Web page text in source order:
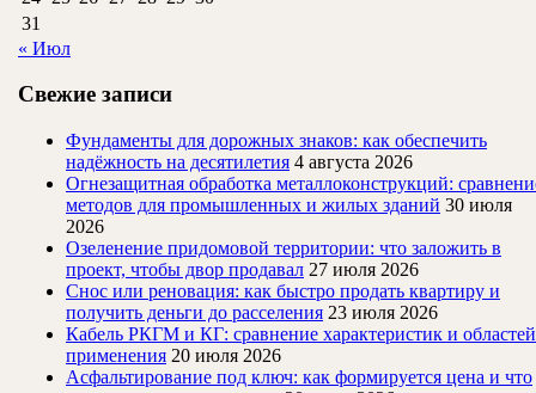
31
« Июл
Свежие записи
Фундаменты для дорожных знаков: как обеспечить
надёжность на десятилетия 4 августа 2026
Огнезащитная обработка металлоконструкций:
методов для промышленных и жилых зданий 30 июля
2026
Озеленение придомовой территории: что заложить в
проект, чтобы двор продавал 27 июля 2026
Снос или реновация: как быстро продать квартиру и
получить деньги до расселения 23 июля 2026
Кабель РКГМ и КГ: сравнение характеристик и областей
применения 20 июля 2026
Асфальтирование под ключ: как формируется цена и что